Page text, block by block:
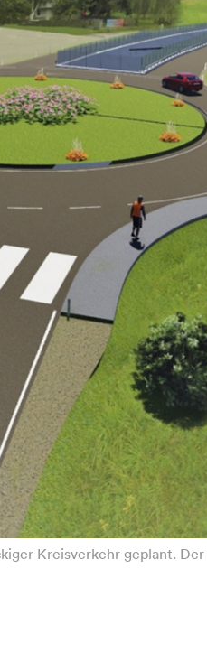
Kreisverkehr geplant.